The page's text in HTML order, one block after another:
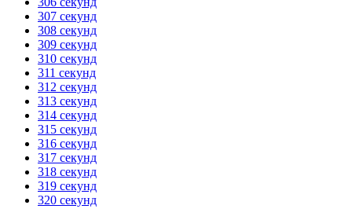
307 секунд
308 секунд
309 секунд
310 секунд
311 секунд
312 секунд
313 секунд
314 секунд
315 секунд
316 секунд
317 секунд
318 секунд
319 секунд
320 секунд